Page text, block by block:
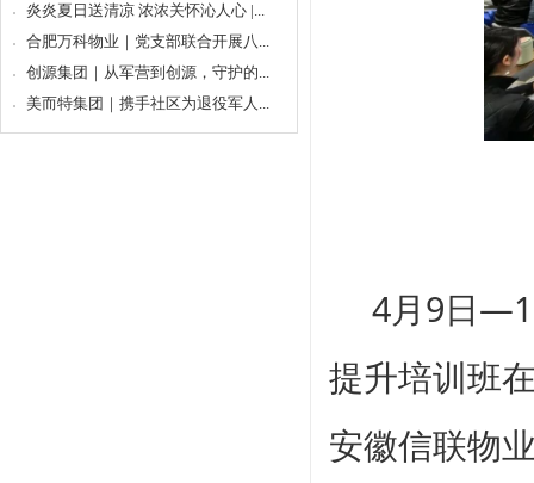
炎炎夏日送清凉 浓浓关怀沁人心 |...
合肥万科物业｜党支部联合开展八...
创源集团｜从军营到创源，守护的...
美而特集团｜携手社区为退役军人...
4月9日
提升培训班
安徽信联物